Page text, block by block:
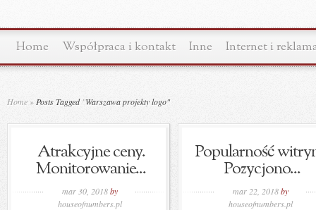
Home Współpraca i kontakt Inne Internet i
Home » Posts Tagged "Warszawa projekty logo"
Atrakcyjne ceny.
Monitorowanie...
mar 30, 2018by
houseofnumbers.pl
Popularność
Pozycjono...
mar 22, 2018by
houseofnumbers.pl